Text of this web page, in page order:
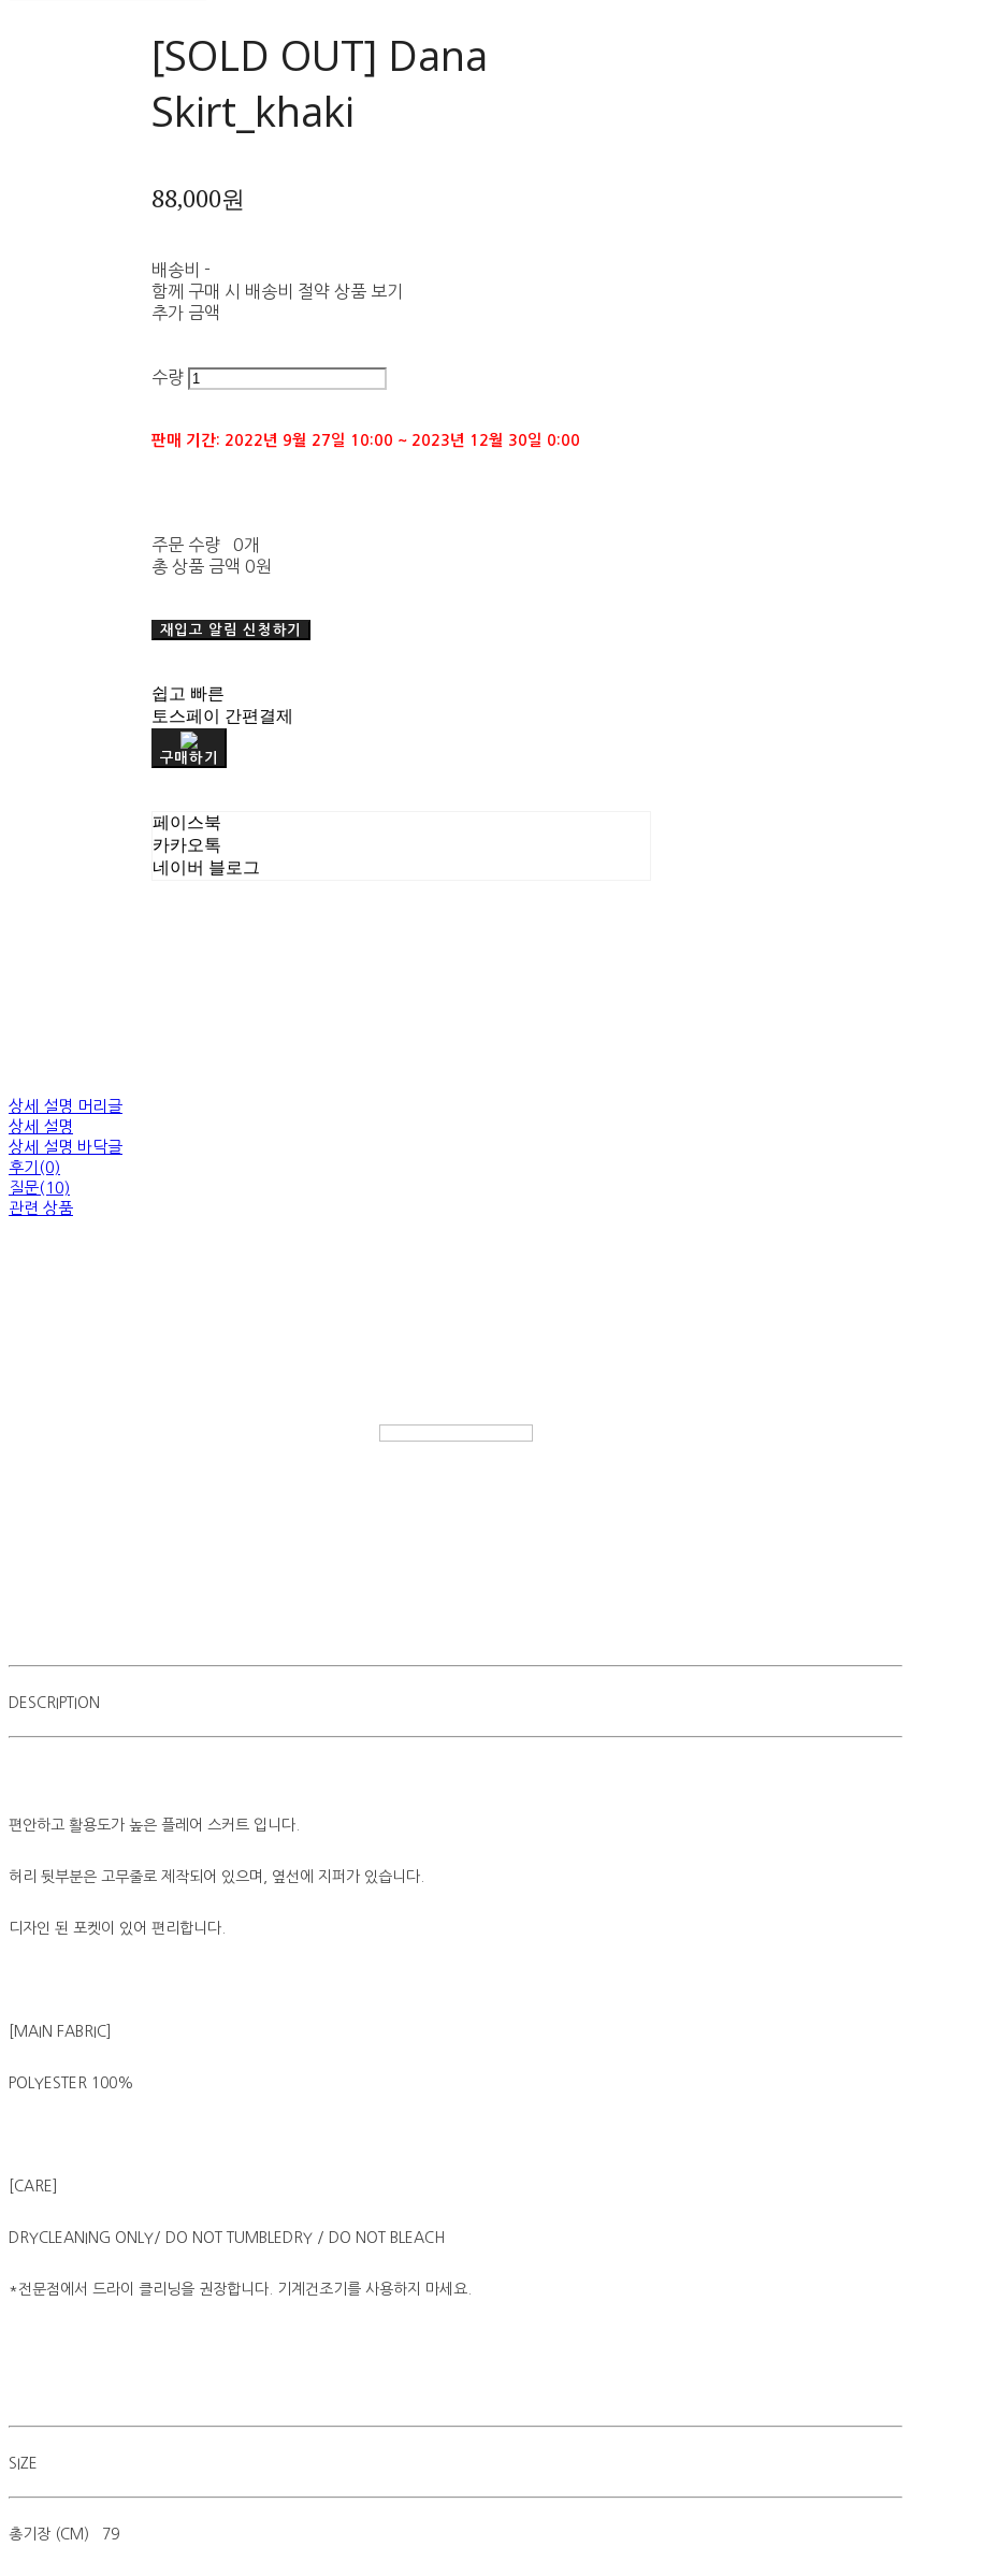
[SOLD OUT] Dana
Skirt_khaki
88,000원
배송비 -
함께 구매 시 배송비 절약 상품 보기
추가 금액
수량
판매 기간: 2022년 9월 27일 10:00 ~ 2023년 12월 30일 0:00
주문 수량
0개
총 상품 금액 0원
재입고 알림 신청하기
쉽고 빠른
토스페이 간편결제
구매하기
페이스북
카카오톡
네이버 블로그
상세 설명 머리글
상세 설명
상세 설명 바닥글
후기(0)
질문(10)
관련 상품
DESCRIPTION
편안하고 활용도가 높은 플레어 스커트 입니다.
허리 뒷부분은 고무줄로 제작되어 있으며, 옆선에 지퍼가 있습니다.
디자인 된 포켓이 있어 편리합니다.
[MAIN FABRIC]
POLYESTER 100%
[CARE]
DRYCLEANING ONLY/ DO NOT TUMBLEDRY / DO NOT BLEACH
*전문점에서 드라이 클리닝을 권장합니다. 기계건조기를 사용하지 마세요.
SIZE
총기장 (CM) 79